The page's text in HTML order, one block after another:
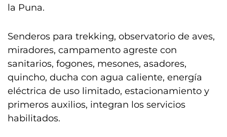
la Puna.
Senderos para trekking, observatorio de aves,
miradores, campamento agreste con
sanitarios, fogones, mesones, asadores,
quincho, ducha con agua caliente, energía
eléctrica de uso limitado, estacionamiento y
primeros auxilios, integran los servicios
habilitados.